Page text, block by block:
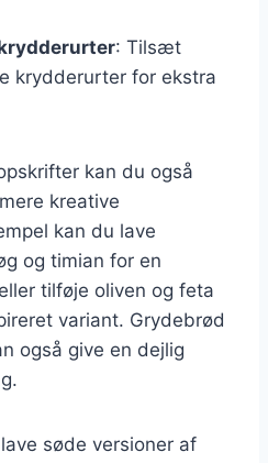
: Tilsæt
krydderurter for ekstra
kan du også
kreative
kan du lave
og timian for en
tilføje oliven og feta
variant. Grydebrød
også give en dejlig
søde versioner af